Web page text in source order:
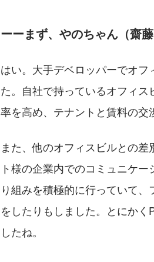
ーーまず、やのちゃん（齋
はい。大手デベロッパーでオ
た。自社で持っているオフィ
率を高め、テナントと賃料の交
また、他のオフィスビルとの
ト様の企業内でのコミュニケ
り組みを積極的に行っていて
をしたりもしました。とにか
したね。